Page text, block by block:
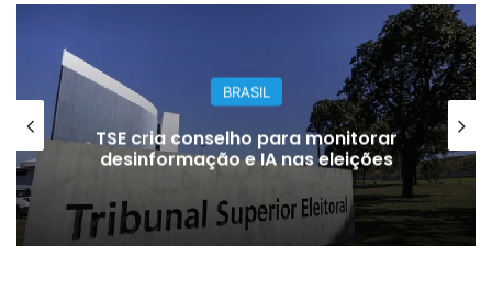
BRASIL
TSE cria conselho para monitorar
desinformação e IA nas eleições